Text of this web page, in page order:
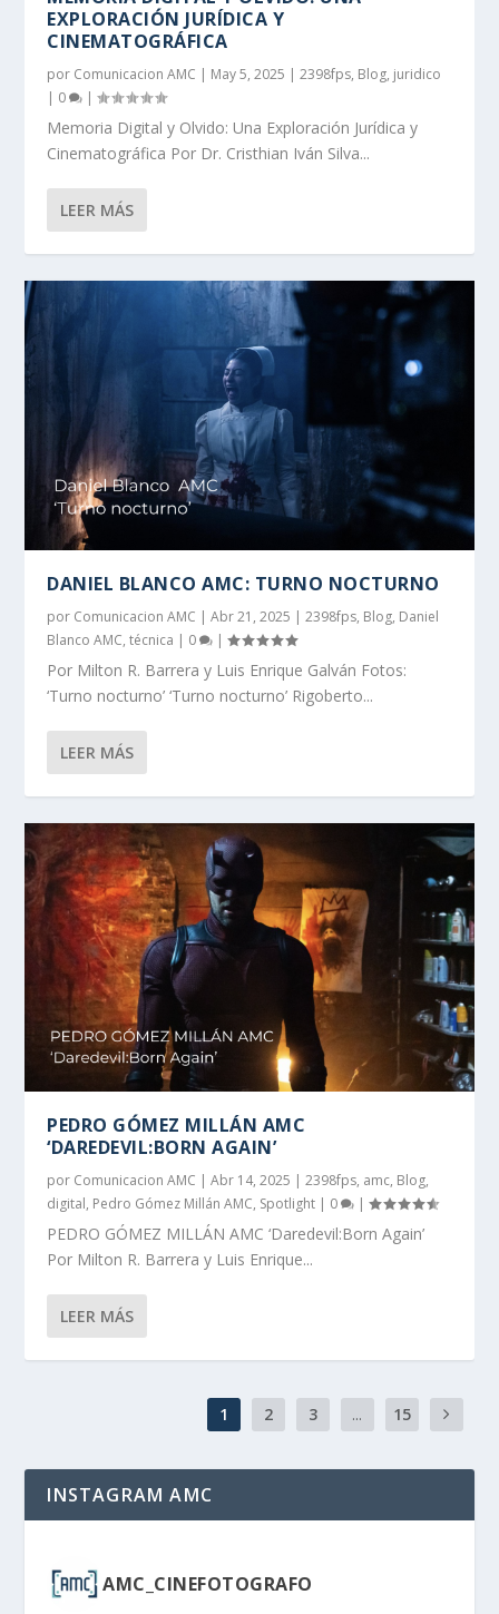
EXPLORACIÓN JURÍDICA Y
CINEMATOGRÁFICA
por Comunicacion AMC | May 5, 2025 |2398fps, Blog, juridico
| 0 |
Memoria Digital y Olvido: Una Exploración Jurídica y
Cinematográfica Por Dr. Cristhian Iván Silva...
LEER MÁS
DANIEL BLANCO AMC: TURNO NOCTURNO
por Comunicacion AMC |Abr 21, 2025 |2398fps, Blog, Daniel
Blanco AMC,técnica | 0 |
Por Milton R. Barrera y Luis Enrique Galván Fotos:
‘Turno nocturno’ ‘Turno nocturno’ Rigoberto...
LEER MÁS
PEDRO GÓMEZ MILLÁN AMC
‘DAREDEVIL:BORN AGAIN’
por Comunicacion AMC |Abr 14, 2025 |2398fps, amc, Blog,
digital, Pedro Gómez Millán AMC, Spotlight | 0 |
PEDRO GÓMEZ MILLÁN AMC ‘Daredevil:Born Again’
Por Milton R. Barrera y Luis Enrique...
LEER MÁS
1 2 3 ... 15
INSTAGRAM AMC
AMC_CINEFOTOGRAFO